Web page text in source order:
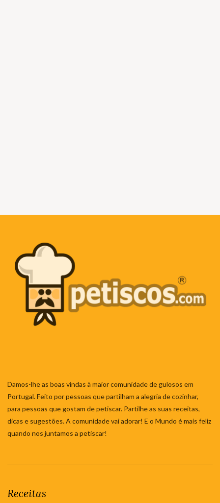
Damos-lhe as boas vindas à maior comunidade de gulosos em
Portugal. Feito por pessoas que partilham a alegria de cozinhar,
para pessoas que gostam de petiscar. Partilhe as suas receitas,
dicas e sugestões. A comunidade vai adorar! E o Mundo é mais feliz
quando nos juntamos a petiscar!
Receitas